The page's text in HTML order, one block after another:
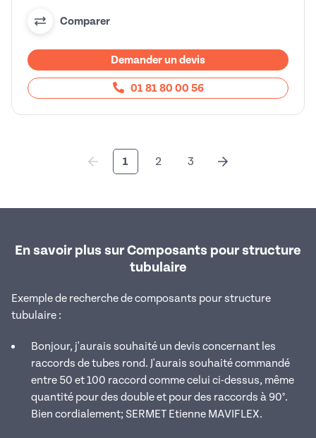
Comparer
Demander un devis
01 81 80 00 56
1 2 3
En savoir plus sur Composants pour structure
tubulaire
Exemple de recherche de composants pour structure
tubulaire :
Bonjour, j'aurais souhaité un devis concernant les
raccords de tubes rond. J'aurais souhaité commandé
entre 50 et 100 raccord comme celui ci-dessus, même
quantité pour des double et pour des raccords à 90°.
Bien cordialement; SERMET Etienne MAVIFLEX.